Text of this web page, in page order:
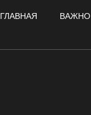
ГЛАВНАЯ ВАЖНО